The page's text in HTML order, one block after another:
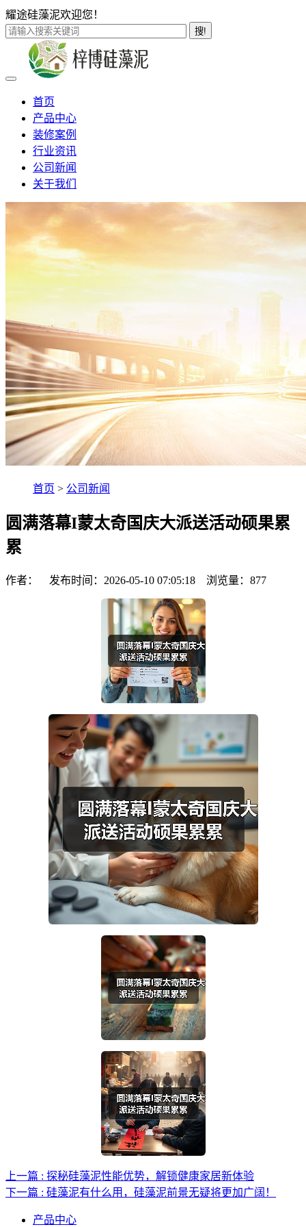
耀途硅藻泥欢迎您！
搜!
首页
产品中心
装修案例
行业资讯
公司新闻
关于我们
首页 > 公司新闻
圆满落幕I蒙太奇国庆大派送活动硕果累
累
作者： 发布时间：2026-05-10 07:05:18 浏览量： 877
上一篇 : 探秘硅藻泥性能优势，解锁健康家居新体验
下一篇 : 硅藻泥有什么用，硅藻泥前景无疑将更加广阔！
产品中心